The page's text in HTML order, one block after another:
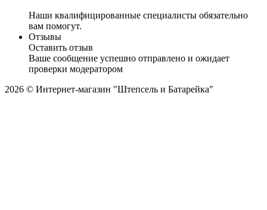
Наши квалифицированные специалисты обязательно
вам помогут.
Отзывы
Оставить отзыв
Ваше сообщение успешно отправлено и ожидает
проверки модератором
2026 © Интернет-магазин "Штепсель и Батарейка"